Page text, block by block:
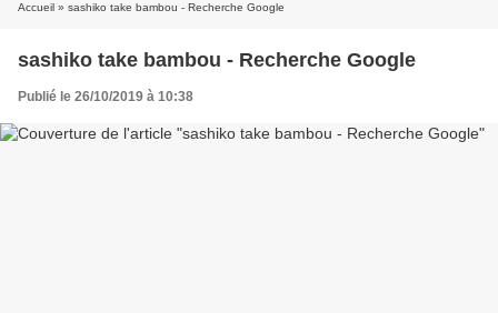
Accueil » sashiko take bambou - Recherche Google
sashiko take bambou - Recherche Google
Publié le 26/10/2019 à 10:38